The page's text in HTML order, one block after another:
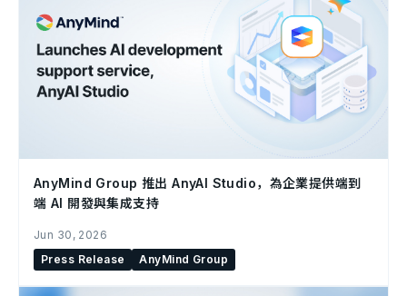
AnyMind Group 推出 AnyAI Studio，為企業提供端到
端 AI 開發與集成支持
Jun 30, 2026
Press Release
AnyMind Group